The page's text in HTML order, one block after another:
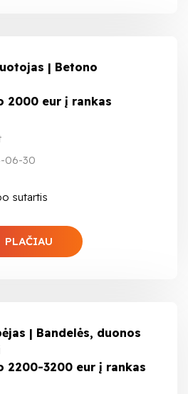
| Betono
2000 eur į rankas
06-30
sutartis
PLAČIAU
| Bandelės, duonos
2200-3200 eur į rankas